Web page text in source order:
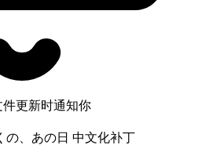
更新时通知你
の、あの日 中文化补丁